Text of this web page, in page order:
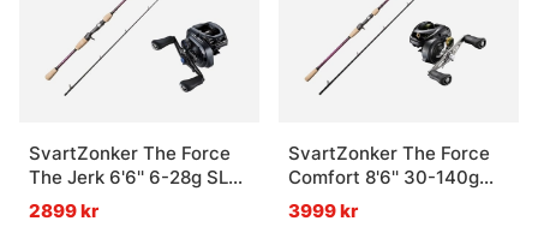
SvartZonker The Force
The Jerk 6'6'' 6-28g SLX
MGL Combo
2899 kr
SvartZonker The Force
Comfort 8'6'' 30-140g
Curado Casting Combo
3999 kr